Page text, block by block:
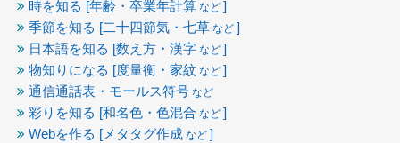
時を知る [年齢・卒業年計算 など ]
季節を知る [二十四節気・七草 など ]
日本語を知る [数え方・漢字 など ]
物知りになる [度量衡・家紋 など ]
通信通話表・モールス符号 など
彩りを知る [和名色・色混合 など ]
Webを作る [メタタグ作成 など ]